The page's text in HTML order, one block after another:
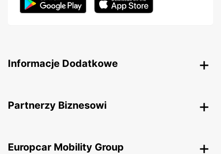
Informacje Dodatkowe
Partnerzy Biznesowi
Europcar Mobility Group